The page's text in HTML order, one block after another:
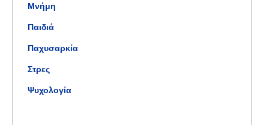
Μνήμη
Παιδιά
Παχυσαρκία
Στρες
Ψυχολογία